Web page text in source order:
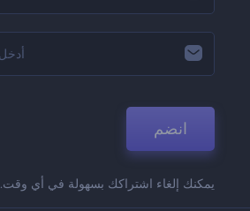
انضم
يمكنك إلغاء اشتراكك بسهولة في أي وقت.